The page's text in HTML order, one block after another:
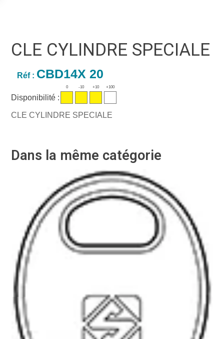
CLE CYLINDRE SPECIALE
Réf : CBD14X 20
Disponibilité :
0 -10 +10 +100
CLE CYLINDRE SPECIALE
Dans la même catégorie